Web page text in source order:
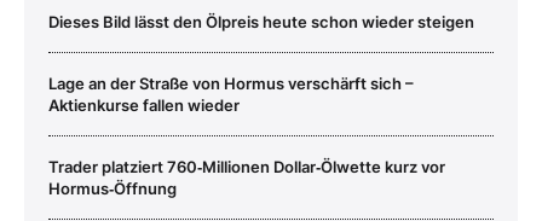
Dieses Bild lässt den Ölpreis heute schon wieder steigen
Lage an der Straße von Hormus verschärft sich –
Aktienkurse fallen wieder
Trader platziert 760‑Millionen Dollar‑Ölwette kurz vor
Hormus‑Öffnung